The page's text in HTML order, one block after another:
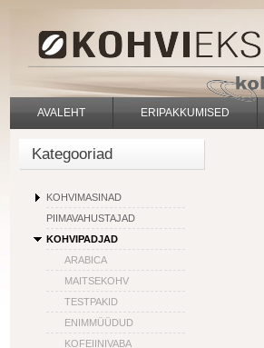
AVALEHT ERIPAKKUMISED
Kategooriad
KOHVIMASINAD
PIIMAVAHUSTAJAD
KOHVIPADJAD
ARABICA
MAITSEKOHV
TESTPAKID
ENIMMÜÜDUD
KOFEIINIVABA